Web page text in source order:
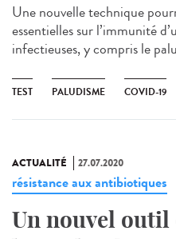
Une nouvelle technique
essentielles sur l’immunité
infectieuses, y compris le
TEST PALUDISME COVID-19
ACTUALITÉ 27.07.2020
résistance aux antibiotiques
Un nouvel outil